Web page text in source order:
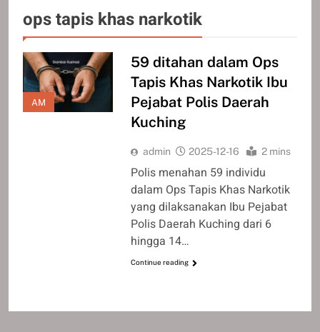
ops tapis khas narkotik
AM
59 ditahan dalam Ops
Tapis Khas Narkotik Ibu
Pejabat Polis Daerah
Kuching
admin 2025-12-16 2 mins
Polis menahan 59 individu
dalam Ops Tapis Khas Narkotik
yang dilaksanakan Ibu Pejabat
Polis Daerah Kuching dari 6
hingga 14…
Continue reading